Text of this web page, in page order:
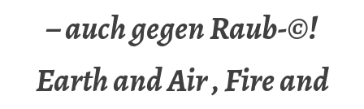
– auch gegen Raub-©!
Earth and Air , Fire and